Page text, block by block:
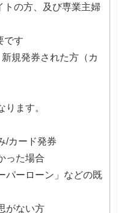
の方、及び専業主婦
です
規発券された方（カ
ります。
/カード発券
った場合
パーローン」などの既
がない方